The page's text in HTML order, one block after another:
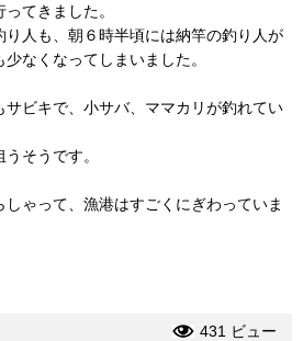
てきました。
人も、朝６時半頃には納竿の釣り人が
なくなってしまいました。
サビキで、小サバ、ママカリが釣れてい
そうです。
ゃって、漁港はすごくにぎわっていま
431 ビュー